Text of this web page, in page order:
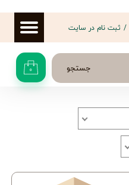
جستجو ۰
/ ثبت نام در سایت